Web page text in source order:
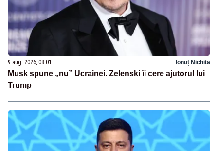
9 aug. 2026, 08:01 Ionuț Nichita
Musk spune „nu” Ucrainei. Zelenski îi cere ajutorul lui
Trump